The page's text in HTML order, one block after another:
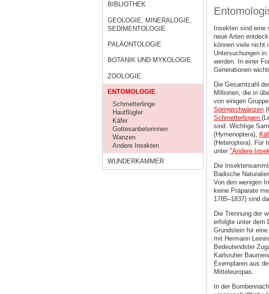
BIBLIOTHEK
GEOLOGIE, MINERALOGIE,
SEDIMENTOLOGIE
PALÄONTOLOGIE
BOTANIK UND MYKOLOGIE
ZOOLOGIE
ENTOMOLOGIE
Schmetterlinge
Hautflügler
Käfer
Gottesanbeterinnen
Wanzen
Andere Insekten
WUNDERKAMMER
Insekten sind eine
neue Arten
können viele nicht
Untersuchungen
werden. In einer
Generationen
Die Gesamtzahl
Millionen, die in
von einigen
Springschwänzen
Schmetterlingen
sind. Wichtige
(Hymenoptera),
(Heteroptera). Für
unter "Andere
Die
Badische
Von den wenigen
keine Präparate
1785–1837) sind
Die Trennung der
erfolgte unter dem
Grundstein für
mit Hermann
Bedeutendster
Karlsruher
Exemplaren aus
Mitteleuropas.
In der